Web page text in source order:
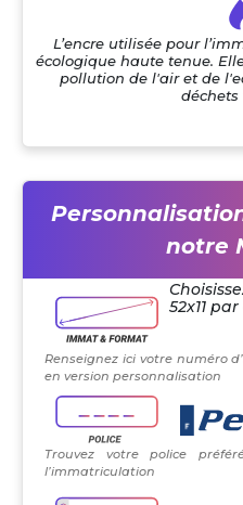
L’encre utilisée pour
écologique haute tenue.
pollution de l'air et de
déchets
notre
52x11
Renseignez ici votre numéro
en version personnalisation
Trouvez votre police
l’immatriculation